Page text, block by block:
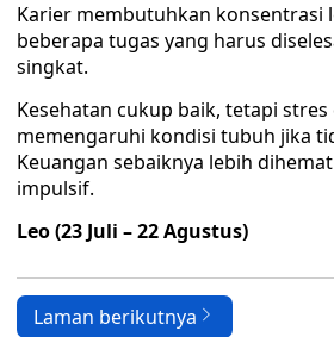
Karier membutuhkan konsentrasi
beberapa tugas yang harus
singkat.
Kesehatan cukup baik, tetapi
memengaruhi kondisi tubuh jika
Keuangan sebaiknya lebih
impulsif.
Leo (23 Juli – 22 Agustus)
Laman berikutnya